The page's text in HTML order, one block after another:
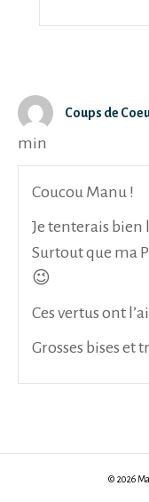
Coups de
min
Coucou Manu !
Je tenterais bien
Surtout que ma
😉
Ces vertus ont
Grosses bises et
© 2026